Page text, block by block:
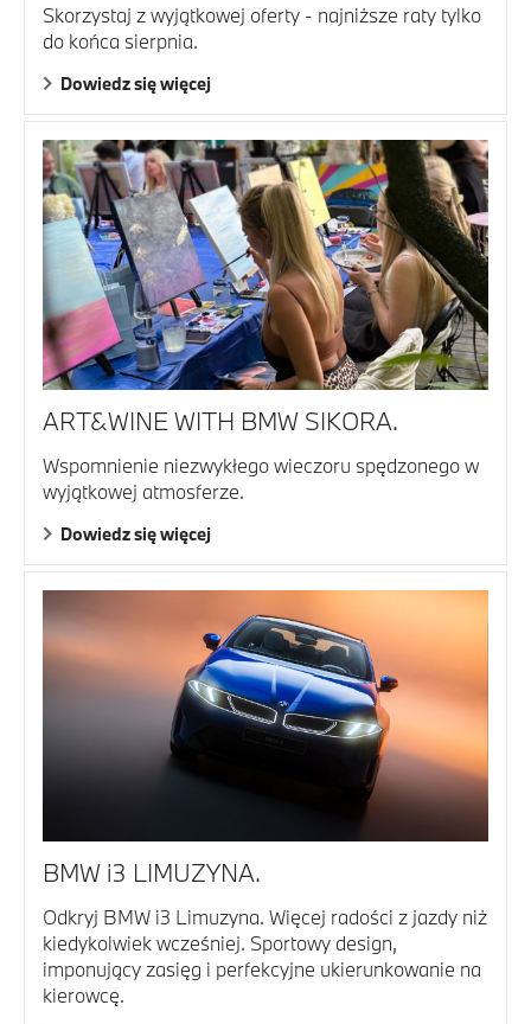
Skorzystaj z wyjątkowej oferty - najniższe raty tylko
do końca sierpnia.
Dowiedz się więcej
ART&WINE WITH BMW SIKORA.
Wspomnienie niezwykłego wieczoru spędzonego w
wyjątkowej atmosferze.
Dowiedz się więcej
BMW i3 LIMUZYNA.
Odkryj BMW i3 Limuzyna. Więcej radości z jazdy niż
kiedykolwiek wcześniej. Sportowy design,
imponujący zasięg i perfekcyjne ukierunkowanie na
kierowcę.